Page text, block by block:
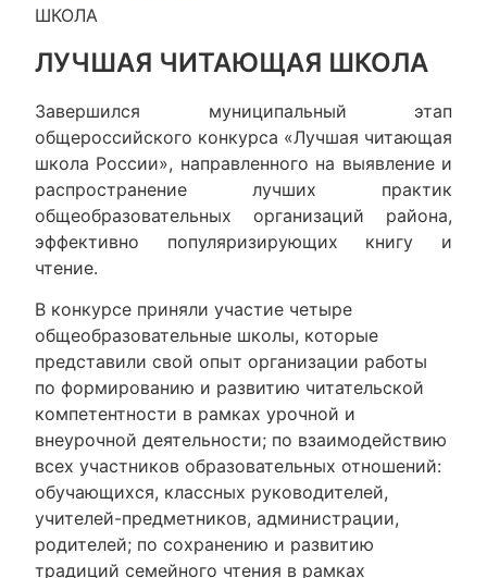
ШКОЛА
ЛУЧШАЯ ЧИТАЮЩАЯ ШКОЛА
Завершился муниципальный этап
общероссийского конкурса «Лучшая читающая
школа России», направленного на выявление и
распространение лучших практик
общеобразовательных организаций района,
эффективно популяризирующих книгу и
чтение.
В конкурсе приняли участие четыре
общеобразовательные школы, которые
представили свой опыт организации работы
по формированию и развитию читательской
компетентности в рамках урочной и
внеурочной деятельности; по взаимодействию
всех участников образовательных отношений:
обучающихся, классных руководителей,
учителей-предметников, администрации,
родителей; по сохранению и развитию
традиций семейного чтения в рамках